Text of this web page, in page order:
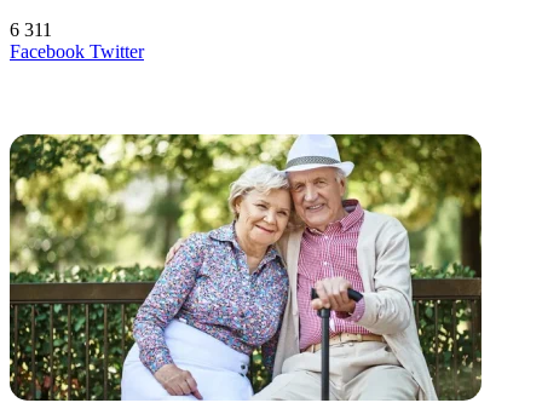
6 311
Facebook TwitterLinkedIn
Tumblr
Reddit
Вконтакте
Одноклассники
Skype
Messenger
Messenger
WhatsApp
Telegram
Viber
Line
Поделиться
Печатать